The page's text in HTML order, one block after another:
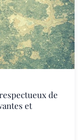
de
et